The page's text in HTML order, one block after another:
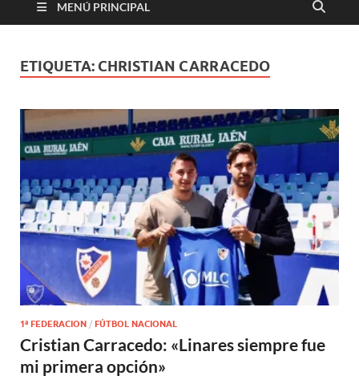
MENÚ PRINCIPAL
ETIQUETA: CHRISTIAN CARRACEDO
1ª FEDERACION / FÚTBOL NACIONAL
Cristian Carracedo: «Linares siempre fue
mi primera opción»